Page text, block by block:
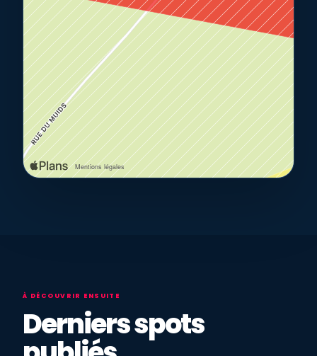
À DÉCOUVRIR ENSUITE
Derniers spots